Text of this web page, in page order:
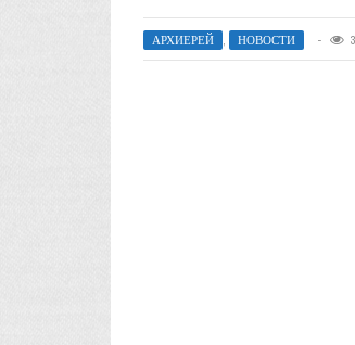
АРХИЕРЕЙ , НОВОСТИ